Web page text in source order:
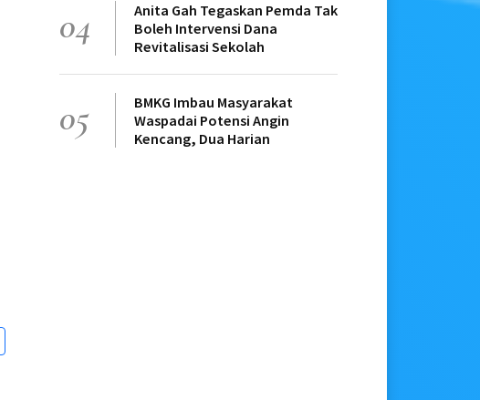
04
Anita Gah Tegaskan Pemda Tak
Boleh Intervensi Dana
Revitalisasi Sekolah
05
BMKG Imbau Masyarakat
Waspadai Potensi Angin
Kencang, Dua Harian